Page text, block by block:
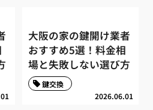
大阪の家の鍵開け業者
おすすめ5選！料金相
場と失敗しない選び方
2026.06.01
鍵交換